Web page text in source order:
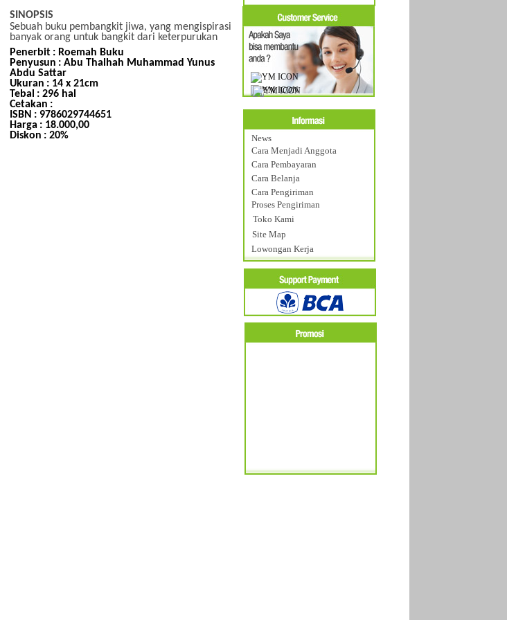
SINOPSIS
Sebuah buku pembangkit jiwa, yang mengispirasi
banyak orang untuk bangkit dari keterpurukan
Penerbit : Roemah Buku
Penyusun : Abu Thalhah Muhammad Yunus
Abdu Sattar
Ukuran : 14 x 21cm
Tebal : 296 hal
Cetakan :
ISBN : 9786029744651
Harga : 18.000,00
Diskon : 20%
News
Cara Menjadi Anggota
Cara Pembayaran
Cara Belanja
Cara Pengiriman
Proses Pengiriman
Toko Kami
Site Map
Lowongan Kerja